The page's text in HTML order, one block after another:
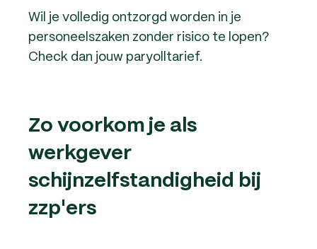
Wil je volledig ontzorgd worden in je
personeelszaken zonder risico te lopen?
Check dan jouw paryolltarief.
Zo voorkom je als
werkgever
schijnzelfstandigheid bij
zzp'ers